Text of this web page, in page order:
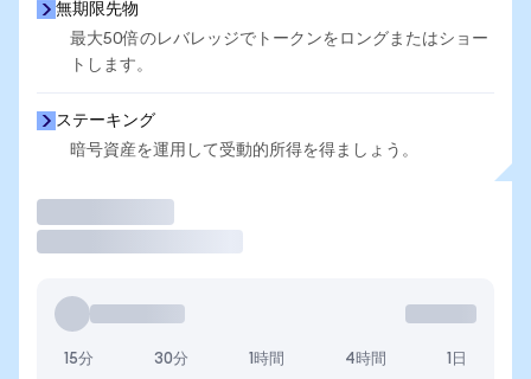
無期限先物
最大50倍のレバレッジでトークンをロングまたはショー
トします。
ステーキング
暗号資産を運用して受動的所得を得ましょう。
15分 30分 1時間 4時間 1日